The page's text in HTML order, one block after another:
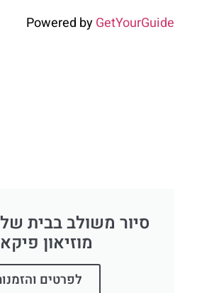
Powered byGetYourGuide
סיור משולב בבית
מוזיאון
לפרטים